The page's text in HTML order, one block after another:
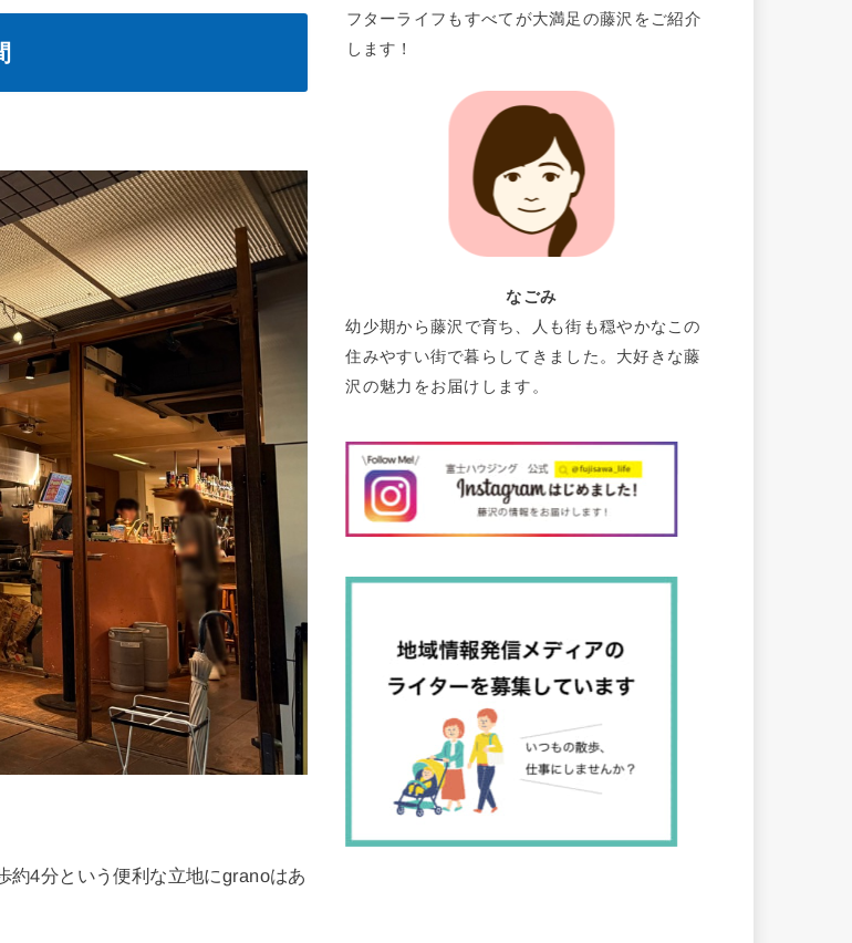
約4分という便利な立地にgranoはあ
フターライフもすべてが大満足の藤沢をご紹介
します！
なごみ
幼少期から藤沢で育ち、人も街も穏やかなこの
住みやすい街で暮らしてきました。大好きな藤
沢の魅力をお届けします。